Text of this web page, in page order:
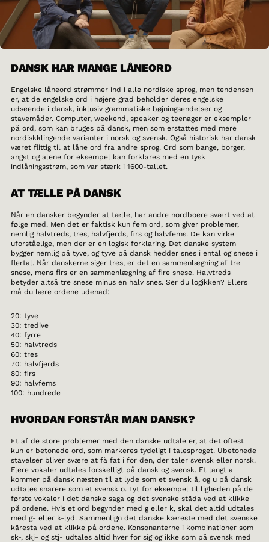
DANSK HAR MANGE LÅNEORD
Engelske låneord strømmer ind i alle nordiske sprog, men tendensen
er, at de engelske ord i højere grad beholder deres engelske
udseende i dansk, inklusiv grammatiske bøjningsendelser og
stavemåder. Computer, weekend, speaker og teenager er eksempler
på ord, som kan bruges på dansk, men som erstattes med mere
nordiskklingende varianter i norsk og svensk. Også historisk har dansk
været flittig til at låne ord fra andre sprog. Ord som bange, borger,
angst og alene for eksempel kan forklares med en tysk
indlåningsstrøm, som var stærk i 1600-tallet.
AT TÆLLE PÅ DANSK
Når en dansker begynder at tælle, har andre nordboere svært ved at
følge med. Men det er faktisk kun fem ord, som giver problemer,
nemlig halvtreds, tres, halvfjerds, firs og halvfems. De kan virke
uforståelige, men der er en logisk forklaring. Det danske system
bygger nemlig på tyve, og tyve på dansk hedder snes i ental og snese i
flertal. Når danskerne siger tres, er det en sammenlægning af tre
snese, mens firs er en sammenlægning af fire snese. Halvtreds
betyder altså tre snese minus en halv snes. Ser du logikken? Ellers
må du lære ordene udenad:
20: tyve
30: tredive
40: fyrre
50: halvtreds
60: tres
70: halvfjerds
80: firs
90: halvfems
100: hundrede
HVORDAN FORSTÅR MAN DANSK?
Et af de store problemer med den danske udtale er, at det oftest
kun er betonede ord, som markeres tydeligt i talesproget. Ubetonede
stavelser bliver svære at få fat i for den, der taler svensk eller norsk.
Flere vokaler udtales forskelligt på dansk og svensk. Et langt a
kommer på dansk næsten til at lyde som et svensk ä, og u på dansk
udtales snarere som et svensk o. Lyt for eksempel til ligheden på de
første vokaler i det danske saga og det svenske städa ved at klikke
på ordene. Hvis et ord begynder med g eller k, skal det altid udtales
med g- eller k-lyd. Sammenlign det danske kæreste med det svenske
käresta ved at klikke på ordene. Konsonanterne i kombinationer som
sk-, skj- og stj- udtales altid hver for sig og ikke som på svensk med